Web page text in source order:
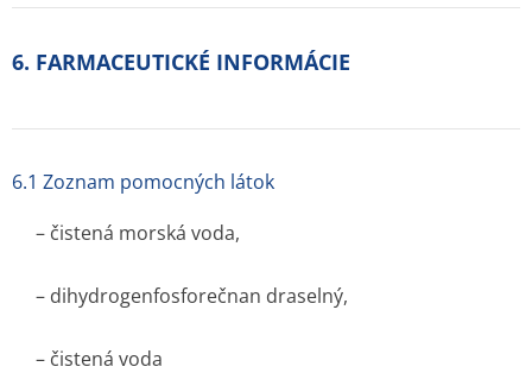
6. FARMACEUTICKÉ INFORMÁCIE
6.1 Zoznam pomocných látok
– čistená morská voda,
– dihydrogenfos­forečnan draselný,
– čistená voda